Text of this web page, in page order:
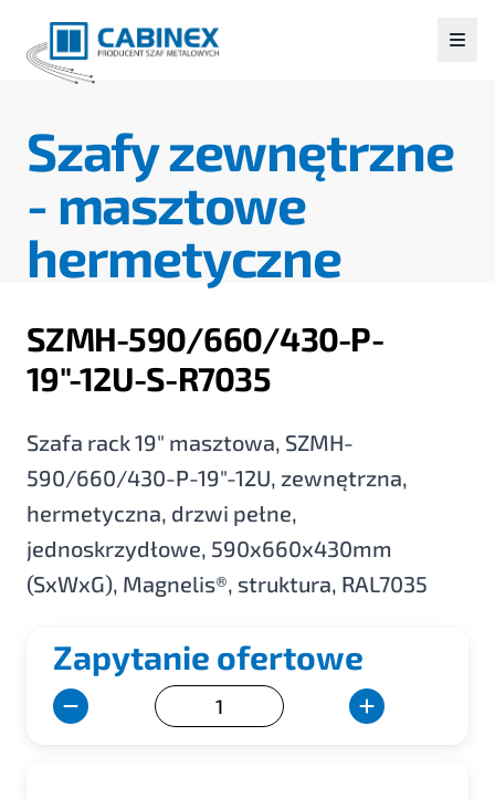
Szafy zewnętrzne
- masztowe
hermetyczne
SZMH-590/660/430-P-
19"-12U-S-R7035
Szafa rack 19" masztowa, SZMH-
590/660/430-P-19"-12U, zewnętrzna,
hermetyczna, drzwi pełne,
jednoskrzydłowe, 590x660x430mm
(SxWxG), Magnelis®, struktura, RAL7035
Zapytanie ofertowe